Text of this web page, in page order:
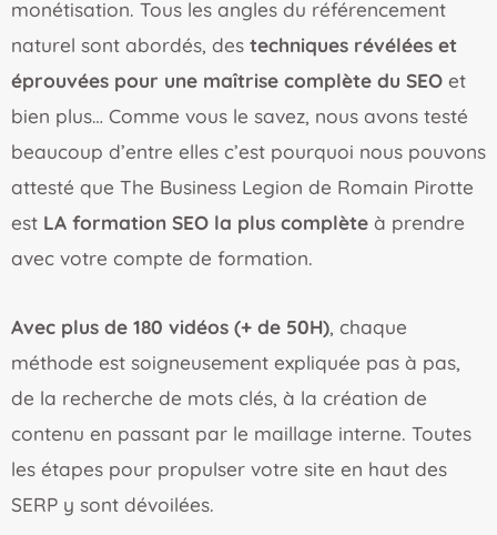
monétisation. Tous les angles du référencement
naturel sont abordés, des techniques révélées et
éprouvées pour une maîtrise complète du SEO et
bien plus… Comme vous le savez, nous avons testé
beaucoup d’entre elles c’est pourquoi nous pouvons
attesté que The Business Legion de Romain Pirotte
est LA formation SEO la plus complète à prendre
avec votre compte de formation.
Avec plus de 180 vidéos (+ de 50H), chaque
méthode est soigneusement expliquée pas à pas,
de la recherche de mots clés, à la création de
contenu en passant par le maillage interne. Toutes
les étapes pour propulser votre site en haut des
SERP y sont dévoilées.